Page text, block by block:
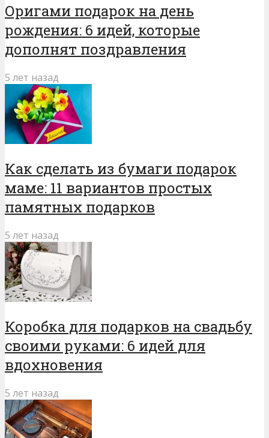
Оригами подарок на день
рождения: 6 идей, которые
дополнят поздравления
5 лет назад
Как сделать из бумаги подарок
маме: 11 вариантов простых
памятных подарков
5 лет назад
Коробка для подарков на свадьбу
своими руками: 6 идей для
вдохновения
5 лет назад